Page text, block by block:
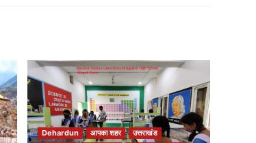
Dehardun आपका शहर
उत्तराखंड